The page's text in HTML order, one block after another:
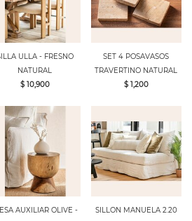
ULLA - FRESNO
NATURAL
$ 10,900
SET 4 POSAVASOS
TRAVERTINO NATURAL
$ 1,200
AUXILIAR OLIVE -
SILLON MANUELA 2.20